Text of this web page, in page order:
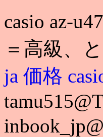
casio az-
＝高級、
ja 価格